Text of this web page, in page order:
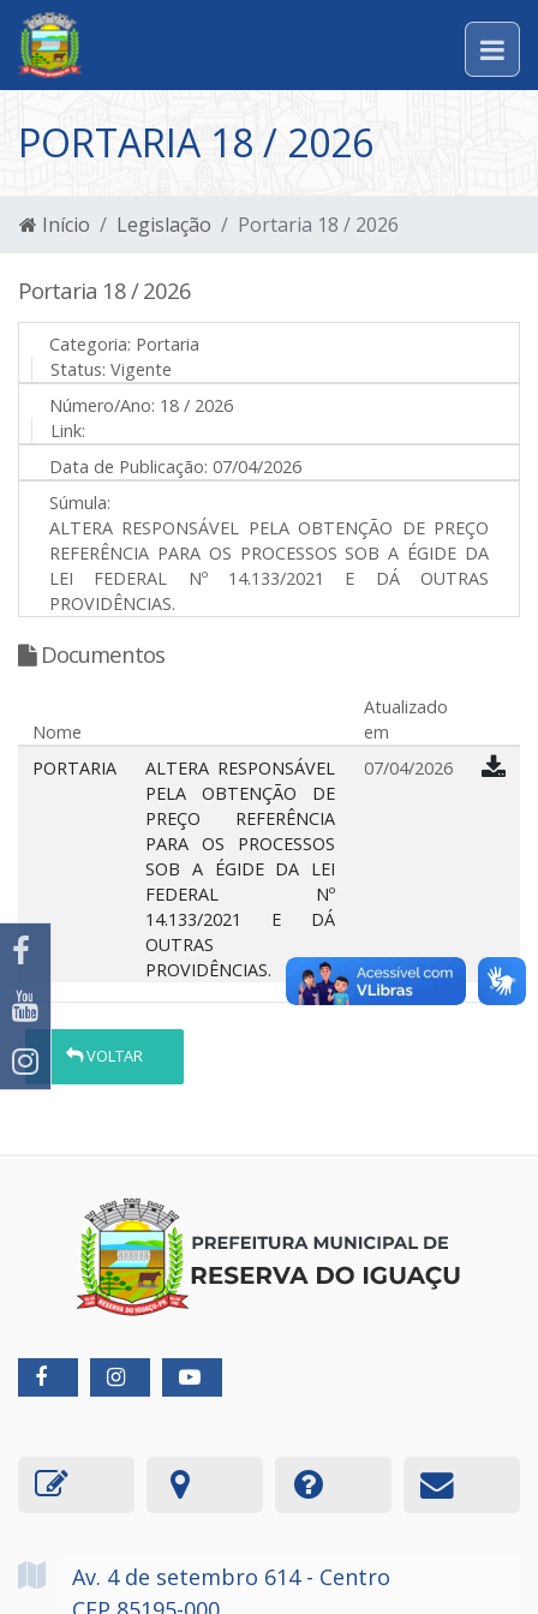
PORTARIA 18 / 2026
Início Legislação Portaria 18 / 2026
Portaria 18 / 2026
Categoria: Portaria
Status: Vigente
Número/Ano: 18 / 2026
Link:
Data de Publicação: 07/04/2026
Súmula:
ALTERA RESPONSÁVEL PELA OBTENÇÃO DE PREÇO
REFERÊNCIA PARA OS PROCESSOS SOB A ÉGIDE DA
LEI FEDERAL Nº 14.133/2021 E DÁ OUTRAS
PROVIDÊNCIAS.
Documentos
Nome
Atualizado
em
PORTARIA
ALTERA RESPONSÁVEL
PELA OBTENÇÃO DE
PREÇO REFERÊNCIA
PARA OS PROCESSOS
SOB A ÉGIDE DA LEI
FEDERAL Nº
14.133/2021 E DÁ
OUTRAS
PROVIDÊNCIAS.
07/04/2026
VOLTAR
Av. 4 de setembro 614 - Centro